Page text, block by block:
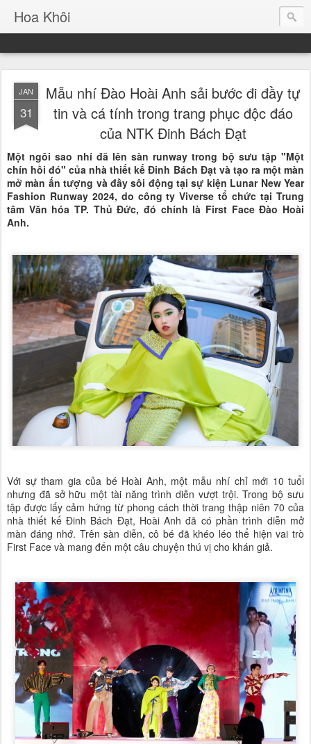
Hoa Khôi
JAN
31
Mẫu nhí Đào Hoài Anh sải bước đi đầy tự
tin và cá tính trong trang phục độc đáo
của NTK Đinh Bách Đạt
Một ngôi sao nhí đã lên sàn runway trong bộ sưu tập "Một
chín hồi đó" của nhà thiết kế Đinh Bách Đạt và tạo ra một màn
mở màn ấn tượng và đầy sôi động tại sự kiện Lunar New Year
Fashion Runway 2024, do công ty Viverse tổ chức tại Trung
tâm Văn hóa TP. Thủ Đức, đó chính là First Face Đào Hoài
Anh.
Với sự tham gia của bé Hoài Anh, một mẫu nhí chỉ mới 10 tuổi
nhưng đã sở hữu một tài năng trình diễn vượt trội. Trong bộ sưu
tập được lấy cảm hứng từ phong cách thời trang thập niên 70 của
nhà thiết kế Đinh Bách Đạt, Hoài Anh đã có phần trình diễn mở
màn đáng nhớ. Trên sàn diễn, cô bé đã khéo léo thể hiện vai trò
First Face và mang đến một câu chuyện thú vị cho khán giả.